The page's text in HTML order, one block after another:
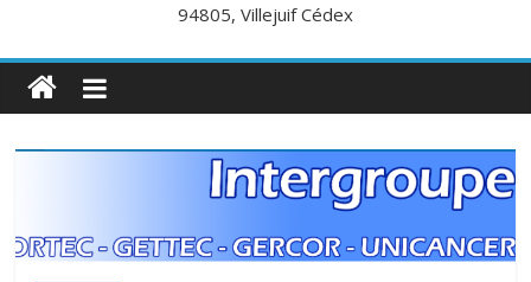
t
e
G
94805, Villejuif Cédex